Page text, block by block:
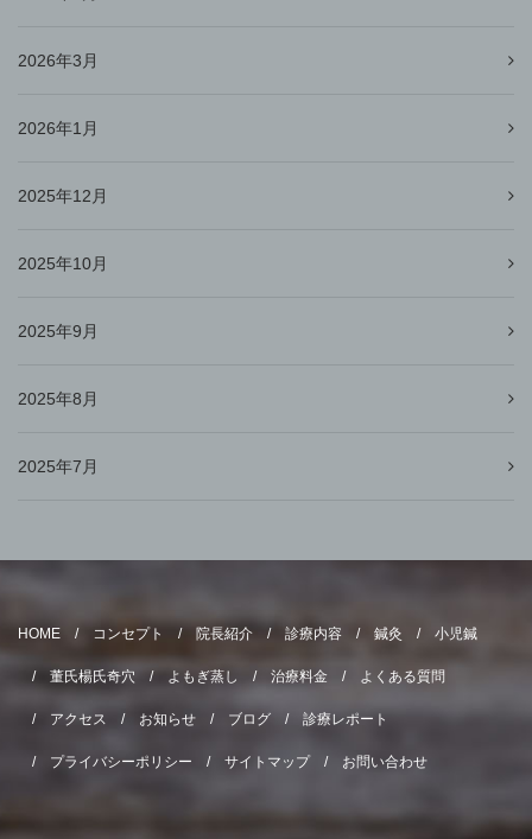
2026年3月
2026年1月
2025年12月
2025年10月
2025年9月
2025年8月
2025年7月
HOME コンセプト 院長紹介 診療内容 鍼灸 小児鍼
董氏楊氏奇穴 よもぎ蒸し 治療料金 よくある質問
アクセス お知らせ ブログ 診療レポート
プライバシーポリシー サイトマップ お問い合わせ